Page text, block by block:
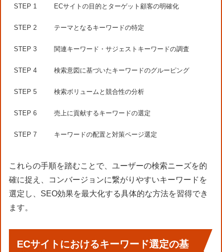
STEP 1 ECサイトの目的とターゲット顧客の明確化
STEP 2 テーマとなるキーワードの特定
STEP 3 関連キーワード・サジェストキーワードの調査
STEP 4 検索意図に基づいたキーワードのグルーピング
STEP 5 検索ボリュームと競合性の分析
STEP 6 売上に貢献するキーワードの選定
STEP 7 キーワードの配置と対策ページ選定
これらの手順を踏むことで、ユーザーの検索ニーズを的
確に捉え、コンバージョンに繋がりやすいキーワードを
選定し、SEO効果を最大化する具体的な方法を習得でき
ます。
ECサイトにおけるキーワード選定の基